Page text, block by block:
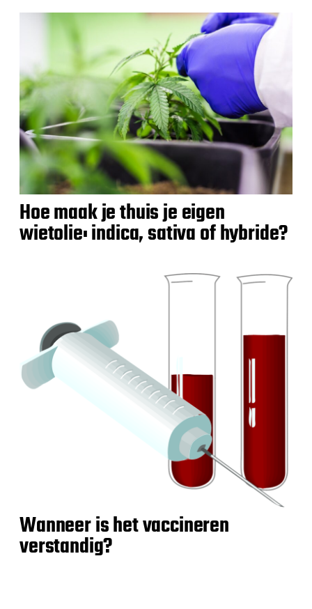
Hoe maak je thuis je eigen
wietolie: indica, sativa of hybride?
Wanneer is het vaccineren
verstandig?